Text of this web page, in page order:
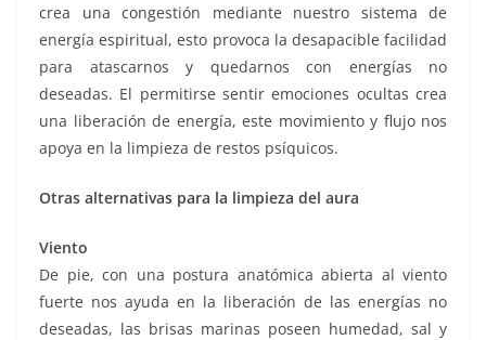
crea una congestión mediante nuestro sistema de
energía espiritual, esto provoca la desapacible facilidad
para atascarnos y quedarnos con energías no
deseadas. El permitirse sentir emociones ocultas crea
una liberación de energía, este movimiento y flujo nos
apoya en la limpieza de restos psíquicos.
Otras alternativas para la limpieza del aura
Viento
De pie, con una postura anatómica abierta al viento
fuerte nos ayuda en la liberación de las energías no
deseadas, las brisas marinas poseen humedad, sal y